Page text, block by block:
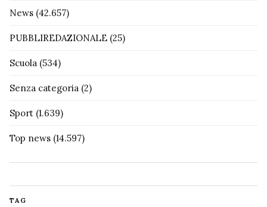
News (42.657)
PUBBLIREDAZIONALE (25)
Scuola (534)
Senza categoria (2)
Sport (1.639)
Top news (14.597)
TAG